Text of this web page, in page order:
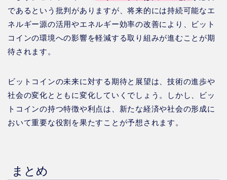
であるという批判がありますが、将来的には持続可能なエ
ネルギー源の活用やエネルギー効率の改善により、ビット
コインの環境への影響を軽減する取り組みが進むことが期
待されます。
ビットコインの未来に対する期待と展望は、技術の進歩や
社会の変化とともに変化していくでしょう。しかし、ビッ
トコインの持つ特徴や利点は、新たな経済や社会の形成に
おいて重要な役割を果たすことが予想されます。
まとめ